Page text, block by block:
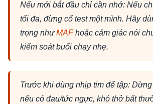
Nếu mới bắt đầu chỉ cần nhớ: Nếu
tối đa, đừng cố test một mình. Hãy
trọng nhưMAFhoặc cảm giác nói
kiểm soát buổi chạy nhẹ.
Trước khi dùng nhịp tim để tập:
nếu có đau/tức ngực, khó thở bất